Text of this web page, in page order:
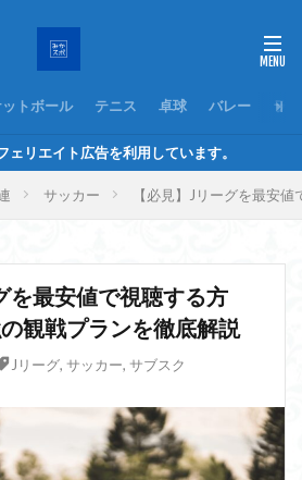
トボール テニス 卓球 バレー ラ
ェリエイト広告を利用しています。
サッカー 【必見】Jリーグを最安
を最安値で視聴する方
観戦プランを徹底解説
Jリーグ, サッカー, サブスク